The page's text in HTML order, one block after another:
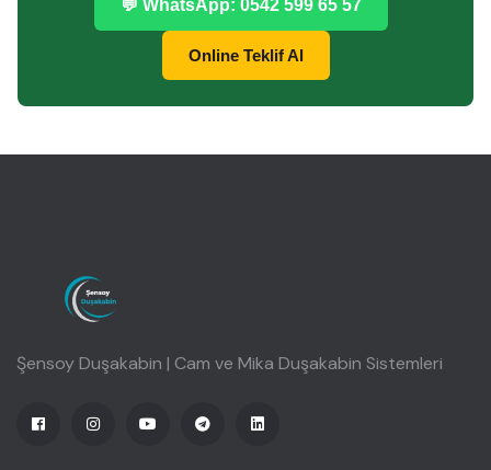
💬 WhatsApp: 0542 599 65 57
Online Teklif Al
Şensoy Duşakabin | Cam ve Mika Duşakabin Sistemleri